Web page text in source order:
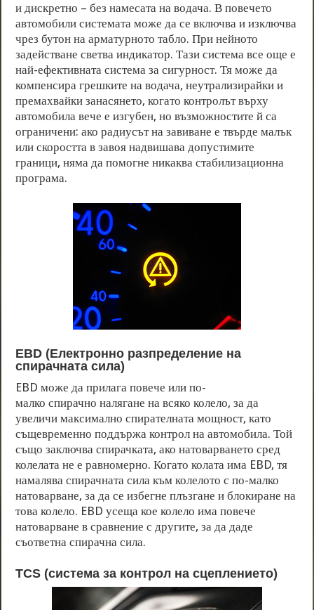
и дискретно – без намесата на водача. В повечето
автомобили системата може да се включва и изключва
чрез бутон на арматурното табло. При нейното
задействане светва индикатор. Тази система все още е
най-ефективната система за сигурност. Тя може да
компенсира грешките на водача, неутрализирайки и
премахвайки занасянето, когато контролът върху
автомобила вече е изгубен, но възможностите й са
ограничени: ако радиусът на завиване е твърде малък
или скоростта в завоя надвишава допустимите
граници, няма да помогне никаква стабилизационна
програма.
EBD (Електронно разпределение на
спирачната сила)
EBD може да прилага повече или по-
малко спирачно налягане на всяко колело, за да
увеличи максимално спирателната мощност, като
същевременно поддържа контрол на автомобила. Той
също заключва спирачката, ако натоварването сред
колелата не е равномерно. Когато колата има EBD, тя
намалява спирачната сила към колелото с по-малко
натоварване, за да се избегне плъзгане и блокиране на
това колело. EBD усеща кое колело има повече
натоварване в сравнение с другите, за да даде
съответна спирачна сила.
TCS (система за контрол на сцеплението)